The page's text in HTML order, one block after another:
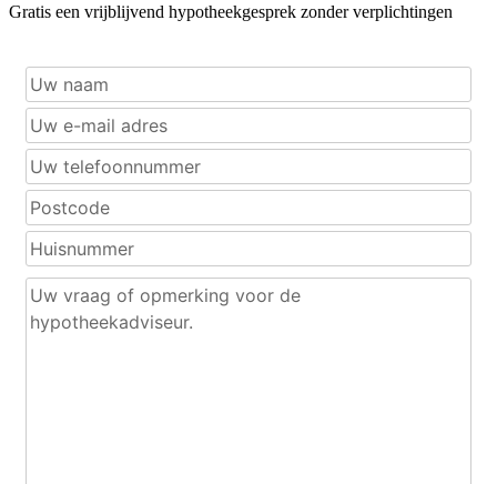
Gratis een vrijblijvend hypotheekgesprek zonder verplichtingen